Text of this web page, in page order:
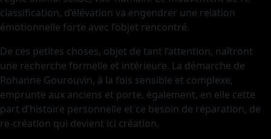
classification, d’élévation va engendrer une relation
émotionnelle forte avec l’objet rencontré.
De ces petites choses, objet de tant l’attention, naîtront
une recherche formelle et intérieure. La démarche de
Rohanne Gourouvin, à la fois sensible et complexe,
emprunte aux anciens et porte, également, en elle cette
part d’histoire personnelle et ce besoin de réparation, de
re-création qui devient ici création.